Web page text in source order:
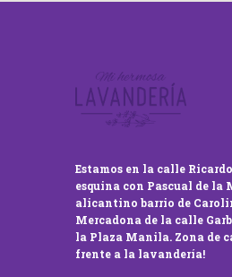
Estamos en la calle
esquina con Pascual de la
alicantino barrio de
Mercadona de la calle
la Plaza Manila. Zona de
frente a la lavandería!